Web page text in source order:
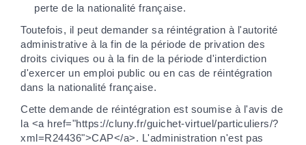
perte de la nationalité française.
Toutefois, il peut demander sa réintégration à l'autorité
administrative à la fin de la période de privation des
droits civiques ou à la fin de la période d'interdiction
d'exercer un emploi public ou en cas de réintégration
dans la nationalité française.
Cette demande de réintégration est soumise à l'avis de
la <a href="https://cluny.fr/guichet-virtuel/particuliers/?
xml=R24436">CAP</a>. L'administration n'est pas